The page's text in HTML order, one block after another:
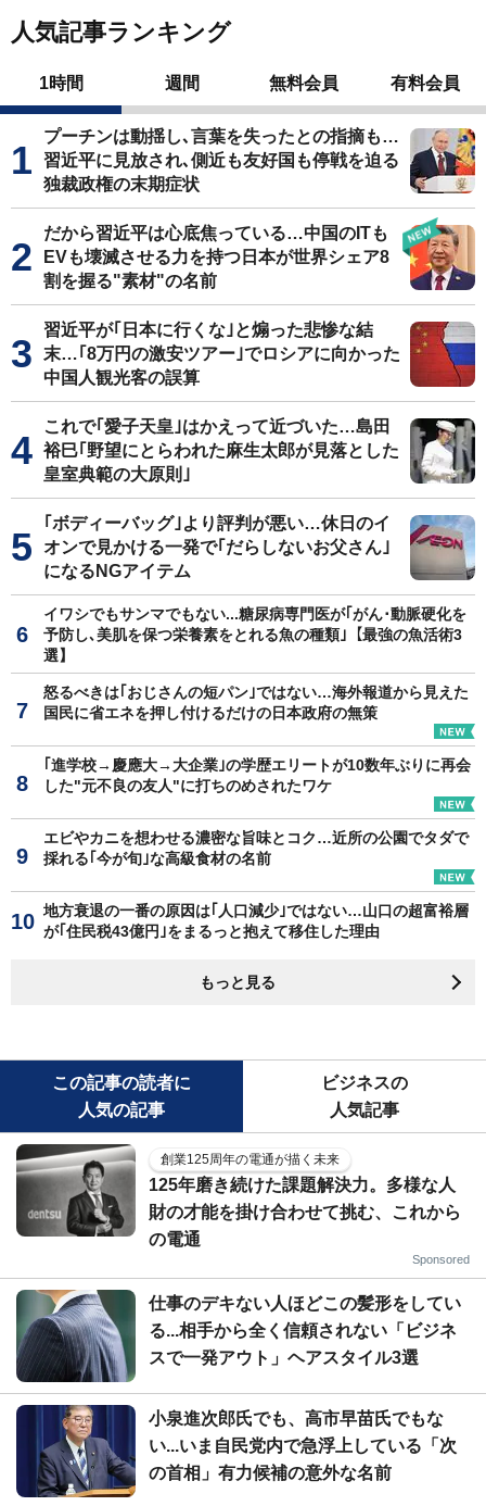
人気記事ランキング
1時間 週間 無料会員 有料会員
プーチンは動揺し､言葉を失ったとの指摘も…
習近平に見放され､側近も友好国も停戦を迫る
独裁政権の末期症状
だから習近平は心底焦っている…中国のITも
EVも壊滅させる力を持つ日本が世界シェア8
割を握る"素材"の名前
習近平が｢日本に行くな｣と煽った悲惨な結
末…｢8万円の激安ツアー｣でロシアに向かった
中国人観光客の誤算
これで｢愛子天皇｣はかえって近づいた…島田
裕巳｢野望にとらわれた麻生太郎が見落とした
皇室典範の大原則｣
｢ボディーバッグ｣より評判が悪い…休日のイ
オンで見かける一発で｢だらしないお父さん｣
になるNGアイテム
イワシでもサンマでもない...糖尿病専門医が｢がん･動脈硬化を
予防し､美肌を保つ栄養素をとれる魚の種類｣【最強の魚活術3
選】
怒るべきは｢おじさんの短パン｣ではない…海外報道から見えた
国民に省エネを押し付けるだけの日本政府の無策
｢進学校→慶應大→大企業｣の学歴エリートが10数年ぶりに再会
した"元不良の友人"に打ちのめされたワケ
エビやカニを想わせる濃密な旨味とコク…近所の公園でタダで
採れる｢今が旬｣な高級食材の名前
地方衰退の一番の原因は｢人口減少｣ではない…山口の超富裕層
が｢住民税43億円｣をまるっと抱えて移住した理由
もっと見る
この記事の読者に
人気の記事
ビジネスの
人気記事
創業125周年の電通が描く未来
125年磨き続けた課題解決力。多様な人
財の才能を掛け合わせて挑む、これから
の電通
Sponsored
仕事のデキない人ほどこの髪形をしてい
る...相手から全く信頼されない「ビジネ
スで一発アウト」ヘアスタイル3選
小泉進次郎氏でも、高市早苗氏でもな
い...いま自民党内で急浮上している「次
の首相」有力候補の意外な名前